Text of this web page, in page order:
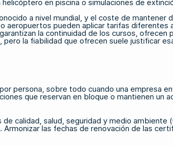
en piscina o simulaciones de
a nivel mundial, y el coste de mantener
pueden aplicar tarifas diferentes
la continuidad de los cursos,
la fiabilidad que ofrecen suele justificar
persona, sobre todo cuando una empresa
que reservan en bloque o mantienen un
calidad, salud, seguridad y medio ambiente
las fechas de renovación de las